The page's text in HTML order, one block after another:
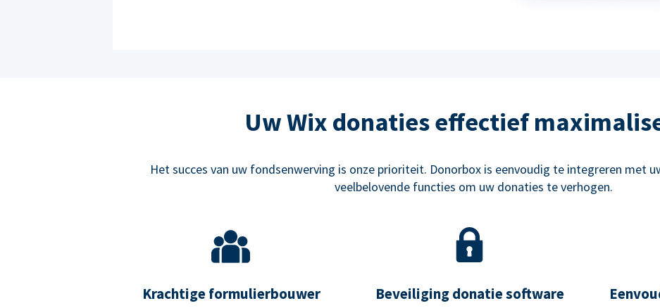
Uw Wix donaties effectief
Het succes van uw fondsenwerving is onze prioriteit. Donorbox is eenvoudig te integreren met
veelbelovende functies om uw donaties te verhogen.
Krachtige formulierbouwer Beveiliging donatie software